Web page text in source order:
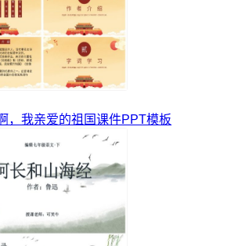
，我亲爱的祖国课件PPT模板